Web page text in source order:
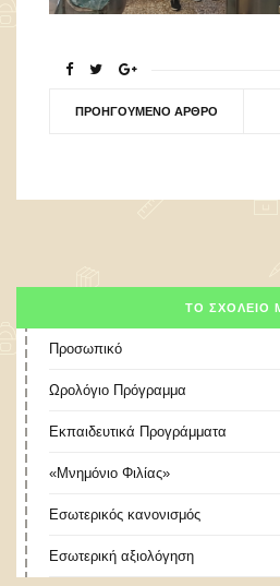
ΠΡΟΗΓΟΎΜΕΝΟ ΆΡΘΡΟ
ΤΟ ΣΧΟΛΕΊΟ
Προσωπικό
Ωρολόγιο Πρόγραμμα
Εκπαιδευτικά Προγράμματα
«Μνημόνιο Φιλίας»
Εσωτερικός κανονισμός
Εσωτερική αξιολόγηση